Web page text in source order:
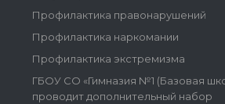
Профилактика правонарушений
Профилактика наркомании
Профилактика экстремизма
ГБОУ СО «Гимназия №1 (Базовая
проводит дополнительный набор